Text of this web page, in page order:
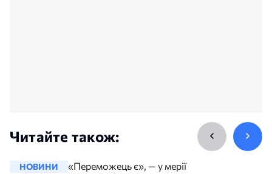
Читайте також:
НОВИНИ
«Переможець є», — у мерії